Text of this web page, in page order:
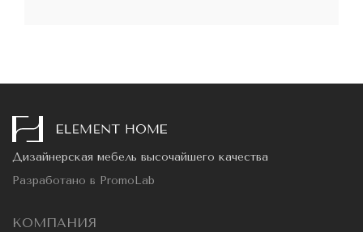
Дизайнерская мебель высочайшего качества
Разработано в PromoLab
КОМПАНИЯ